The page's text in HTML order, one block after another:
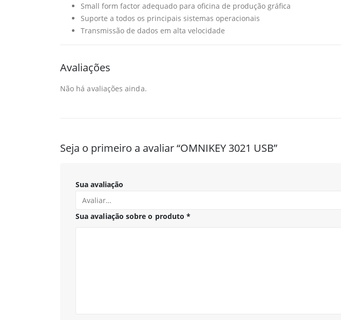
Small form factor adequado para oficina de produção gráfica
Suporte a todos os principais sistemas operacionais
Transmissão de dados em alta velocidade
Avaliações
Não há avaliações ainda.
Seja o primeiro a avaliar “OMNIKEY 3021 USB”
Sua avaliação
Sua avaliação sobre o produto*